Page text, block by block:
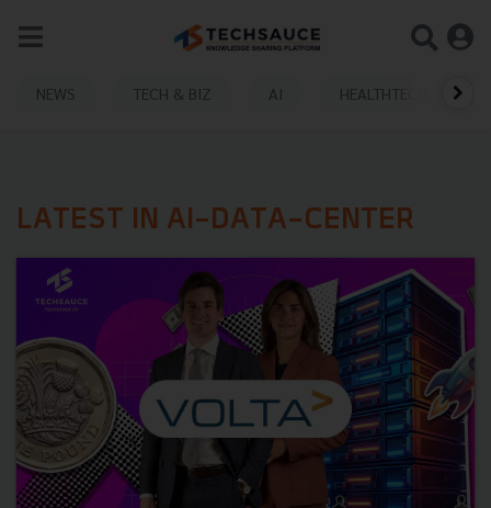
NEWS TECH & BIZ AI HEALTHTECH
LATEST IN AI-DATA-CENTER